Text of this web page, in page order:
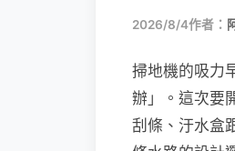
2026/8/4作者：
掃地機的吸力
辦」。這次要
刮條、汙水盒